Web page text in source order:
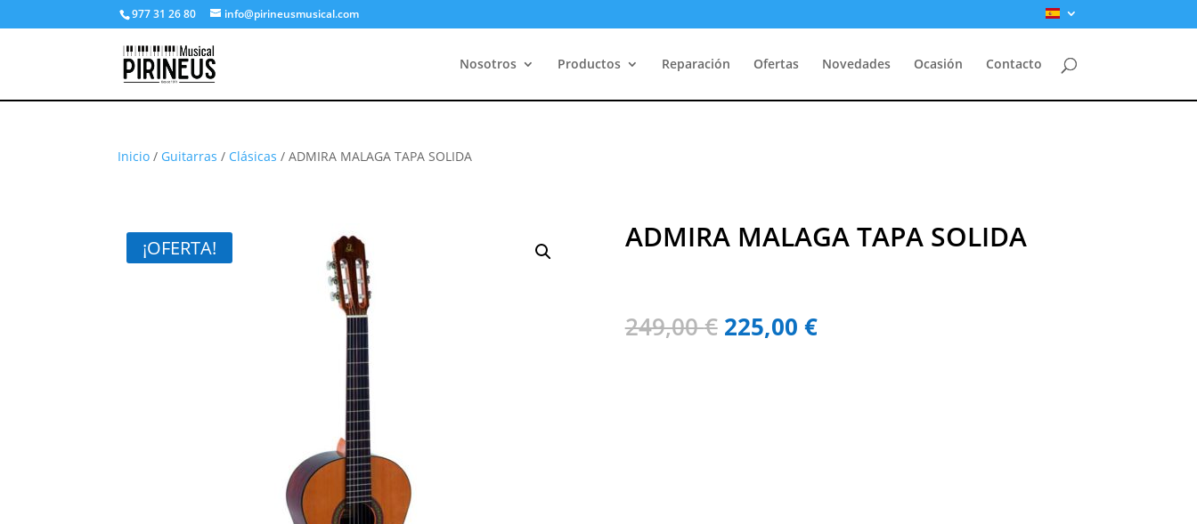
977 31 26 80 info@pirineusmusical.com
Nosotros Productos Reparación Ofertas Novedades Ocasión Contacto
Inicio / Guitarras / Clásicas / ADMIRA MALAGA TAPA SOLIDA
¡OFERTA! ADMIRA MALAGA TAPA SOLIDA
249,00€ El
precio
225,00 €El
precio